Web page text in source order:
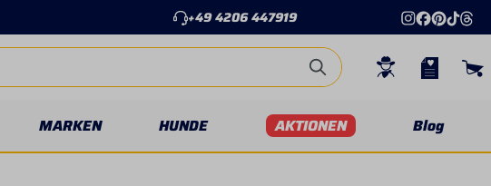
+49 4206 447919
MARKEN HUNDE AKTIONEN Blog